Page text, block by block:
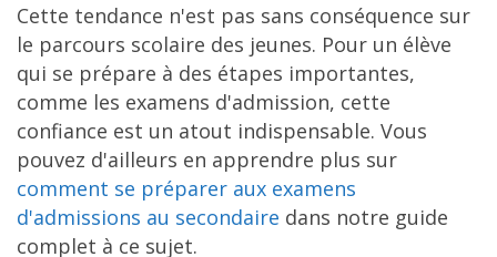
Cette tendance n'est pas sans conséquence sur
le parcours scolaire des jeunes. Pour un élève
qui se prépare à des étapes importantes,
comme les examens d'admission, cette
confiance est un atout indispensable. Vous
pouvez d'ailleurs en apprendre plus sur
comment se préparer aux examens
d'admissions au secondaire dans notre guide
complet à ce sujet.